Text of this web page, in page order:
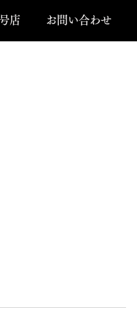
店 お問い合わせ